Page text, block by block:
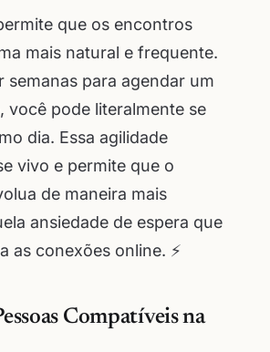
que os encontros
mais natural e frequente.
semanas para agendar um
você pode literalmente se
dia. Essa agilidade
vivo e permite que o
de maneira mais
ansiedade de espera que
as conexões online. ⚡
Compatíveis na